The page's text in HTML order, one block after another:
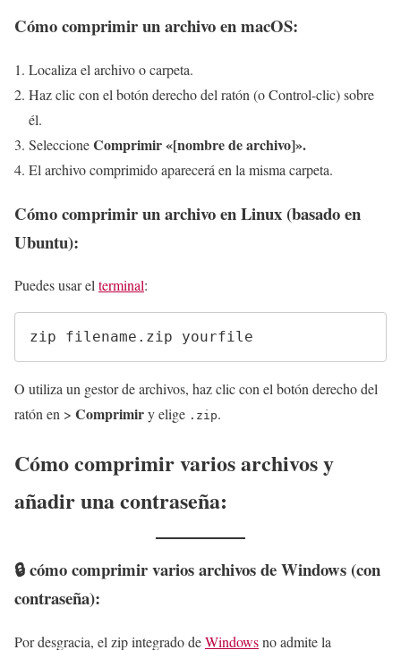
Cómo comprimir un archivoen macOS:
Localiza el archivo o carpeta.
Haz clic con el botón derecho del ratón (o Control-clic) sobre
él.
SeleccioneComprimir «[nombre de archivo]».
El archivo comprimido aparecerá en la misma carpeta.
Cómo comprimir un archivoen Linux (basado en
Ubuntu):
Puedes usar elterminal:
O utiliza un gestor de archivos, haz clic con el botón derecho del
ratón en > Comprimiry elige .zip.
Cómocomprimir varios archivosy
añadir una contraseña:
🔒 cómocomprimir varios archivosde Windows (con
contraseña):
Por desgracia, el zip integrado deWindowsno admite la